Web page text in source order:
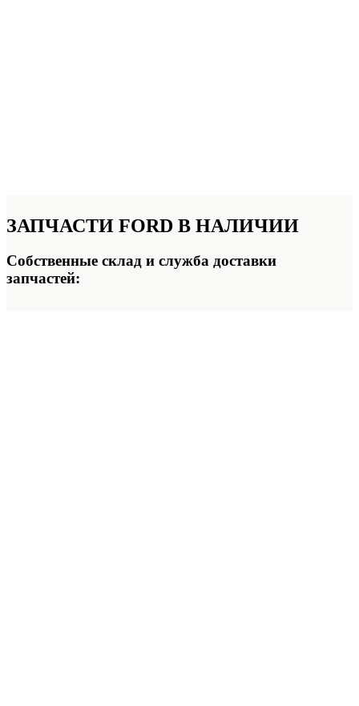
ЗАПЧАСТИ FORD В НАЛИЧИИ
Собственные склад и служба доставки
запчастей: